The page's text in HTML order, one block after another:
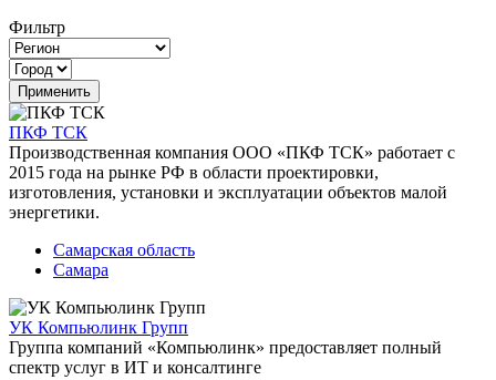
Фильтр
ПКФ ТСК
Производственная компания ООО «ПКФ ТСК» работает с
2015 года на рынке РФ в области проектировки,
изготовления, установки и эксплуатации объектов малой
энергетики.
Самарская область
Самара
УК Компьюлинк Групп
Группа компаний «Компьюлинк» предоставляет полный
спектр услуг в ИТ и консалтинге